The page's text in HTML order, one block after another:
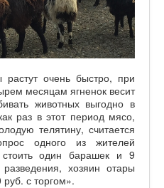
очень быстро, при
месяцам ягненок весит
животных выгодно в
раз в этот период мясо,
телятину, считается
одного из жителей
один барашек и 9
хозяин отары
с торгом».